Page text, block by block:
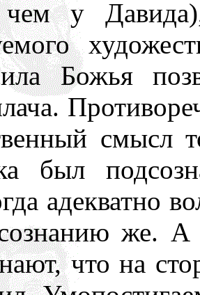
у
Божья
смысл
был
адекватно
же.
что на